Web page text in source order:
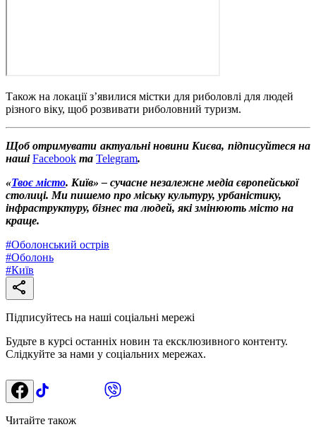
Також на локації з’явилися містки для риболовлі для людей
різного віку, щоб розвивати риболовний туризм.
Щоб отримувати актуальні новини Києва, підписуйтеся на
нашіFacebook та Telegram.
«Твоє місто. Київ» – сучасне незалежне медіа європейської
столиці. Ми пишемо про міську культуру, урбаністику,
інфраструктуру, бізнес та людей, які змінюють місто на
краще.
#Оболонський острів
#Оболонь
#Київ
Підписуйтесь на наші соціальні мережі
Будьте в курсі останніх новин та ексклюзивного контенту.
Слідкуйте за нами у соціальних мережах.
Читайте також